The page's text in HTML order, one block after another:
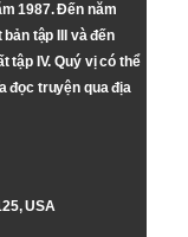
1987. Đến năm
tập III và đến
tập IV. Quý vị có thể
đọc truyện qua địa
USA